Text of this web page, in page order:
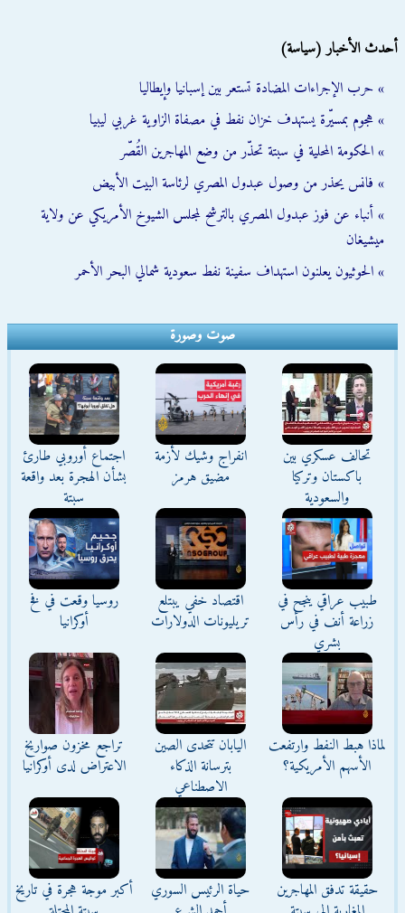
أحدث الأخبار (سياسة)
» حرب الإجراءات المضادة تستعر بين إسبانيا وإيطاليا
» هجوم بمسيّرة يستهدف خزان نفط في مصفاة الزاوية غربي ليبيا
» الحكومة المحلية في سبتة تحذّر من وضع المهاجرين القُصّر
» فانس يحذر من وصول عبدول المصري لرئاسة البيت الأبيض
» أنباء عن فوز عبدول المصري بالترشح لمجلس الشيوخ الأمريكي عن ولاية
ميشيغان
» الحوثيون يعلنون استهداف سفينة نفط سعودية شمالي البحر الأحمر
صوت وصورة
تحالف عسكري بين
باكستان وتركيا
والسعودية
انفراج وشيك لأزمة
مضيق هرمز
اجتماع أوروبي طارئ
بشأن الهجرة بعد واقعة
سبتة
طبيب عراقي ينجح في
زراعة أنف في رأس
بشري
اقتصاد خفي يبتلع
تريليونات الدولارات
روسيا وقعت في فخ
أوكرانيا
لماذا هبط النفط وارتفعت
الأسهم الأمريكية؟
اليابان تتحدى الصين
بترسانة الذكاء
الاصطناعي
تراجع مخزون صواريخ
الاعتراض لدى أوكرانيا
حقيقة تدفق المهاجرين
حياة الرئيس السوري
أكبر موجة هجرة في تاريخ